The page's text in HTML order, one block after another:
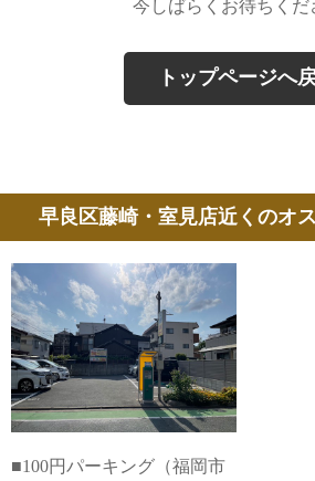
今しばらくお待ちくだ
トップページへ
早良区藤崎・室見店近くのオ
■100円パーキング（福岡市